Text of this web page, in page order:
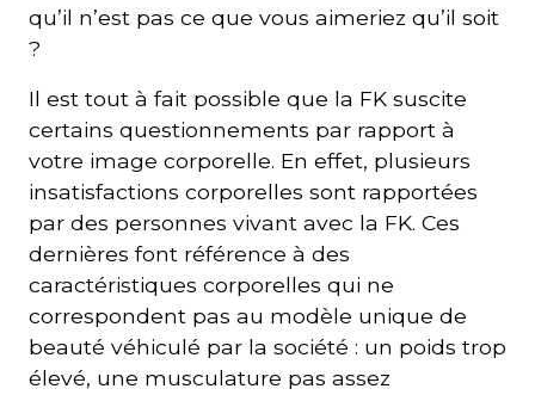
qu’il n’est pas ce que vous aimeriez qu’il soit
?
Il est tout à fait possible que la FK suscite
certains questionnements par rapport à
votre image corporelle. En effet, plusieurs
insatisfactions corporelles sont rapportées
par des personnes vivant avec la FK. Ces
dernières font référence à des
caractéristiques corporelles qui ne
correspondent pas au modèle unique de
beauté véhiculé par la société : un poids trop
élevé, une musculature pas assez